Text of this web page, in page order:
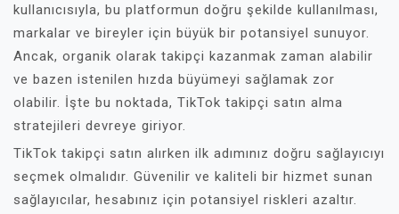
kullanıcısıyla, bu platformun doğru şekilde kullanılması,
markalar ve bireyler için büyük bir potansiyel sunuyor.
Ancak, organik olarak takipçi kazanmak zaman alabilir
ve bazen istenilen hızda büyümeyi sağlamak zor
olabilir. İşte bu noktada, TikTok takipçi satın alma
stratejileri devreye giriyor.
TikTok takipçi satın alırken ilk adımınız doğru sağlayıcıyı
seçmek olmalıdır. Güvenilir ve kaliteli bir hizmet sunan
sağlayıcılar, hesabınız için potansiyel riskleri azaltır.